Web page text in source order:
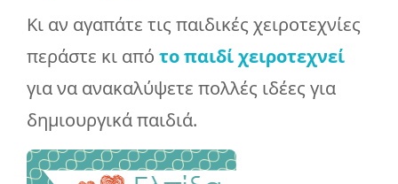
Κι αν αγαπάτε τις παιδικές χειροτεχνίες
περάστε κι από το παιδί χειροτεχνεί
για να ανακαλύψετε πολλές ιδέες για
δημιουργικά παιδιά.